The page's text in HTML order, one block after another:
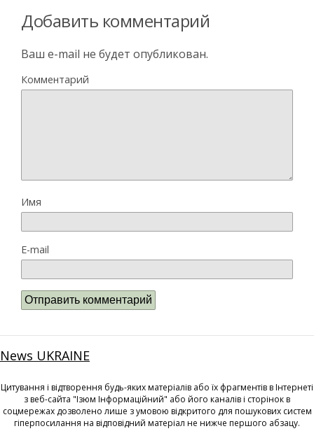
Добавить комментарий
Ваш e-mail не будет опубликован.
Комментарий
Имя
E-mail
News UKRAINE
Цитування і відтворення будь-яких матеріалів або їх фрагментів в Інтернеті
з веб-сайта "Ізюм Інформаційний" або його каналів і сторінок в
соцмережах дозволено лише з умовою відкритого для пошукових систем
гіперпосилання на відповідний матеріал не нижче першого абзацу.